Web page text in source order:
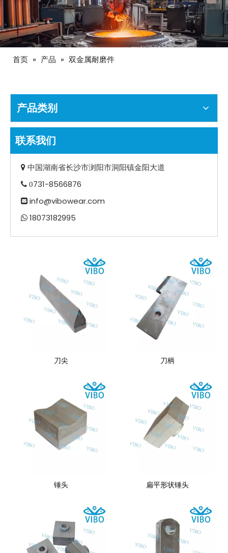
首页 » 产品 » 双金属耐磨件
产品类别
联系我们
 中国湖南省长沙市浏阳市洞阳镇金阳大道
 0731-8566876
 info@vibowear.com
 18073182995
刀尖 刀柄
锤头 扁平形状锤头